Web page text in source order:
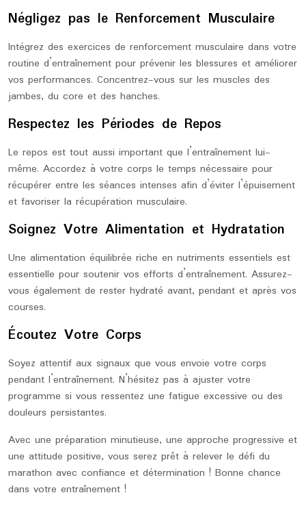
Négligez pas le Renforcement Musculaire
Intégrez des exercices de renforcement musculaire dans votre
routine d’entraînement pour prévenir les blessures et améliorer
vos performances. Concentrez-vous sur les muscles des
jambes, du core et des hanches.
Respectez les Périodes de Repos
Le repos est tout aussi important que l’entraînement lui-
même. Accordez à votre corps le temps nécessaire pour
récupérer entre les séances intenses afin d’éviter l’épuisement
et favoriser la récupération musculaire.
Soignez Votre Alimentation et Hydratation
Une alimentation équilibrée riche en nutriments essentiels est
essentielle pour soutenir vos efforts d’entraînement. Assurez-
vous également de rester hydraté avant, pendant et après vos
courses.
Écoutez Votre Corps
Soyez attentif aux signaux que vous envoie votre corps
pendant l’entraînement. N’hésitez pas à ajuster votre
programme si vous ressentez une fatigue excessive ou des
douleurs persistantes.
Avec une préparation minutieuse, une approche progressive et
une attitude positive, vous serez prêt à relever le défi du
marathon avec confiance et détermination ! Bonne chance
dans votre entraînement !